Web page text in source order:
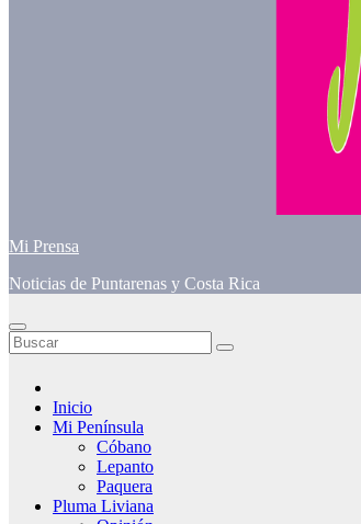
Mi Prensa
Noticias de Puntarenas y Costa Rica
Inicio
Mi Península
Cóbano
Lepanto
Paquera
Pluma Liviana